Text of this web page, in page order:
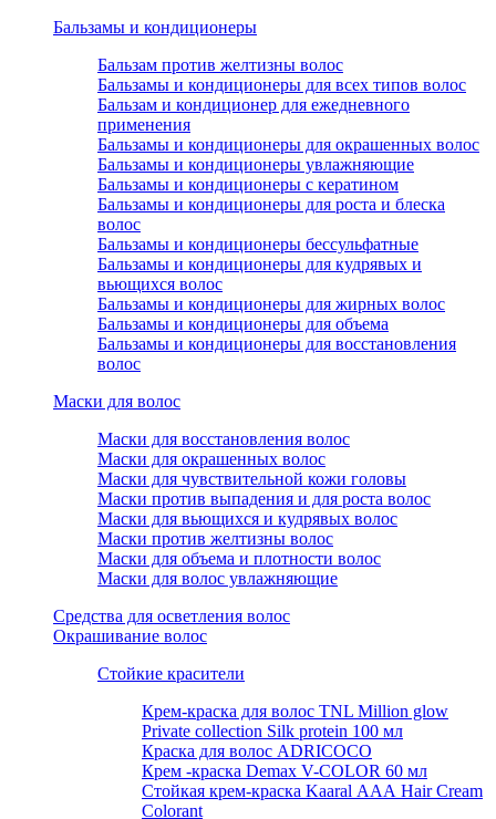
Бальзамы и кондиционеры
Бальзам против желтизны волос
Бальзамы и кондиционеры для всех типов волос
Бальзам и кондиционер для ежедневного
применения
Бальзамы и кондиционеры для окрашенных волос
Бальзамы и кондиционеры увлажняющие
Бальзамы и кондиционеры с кератином
Бальзамы и кондиционеры для роста и блеска
волос
Бальзамы и кондиционеры бессульфатные
Бальзамы и кондиционеры для кудрявых и
вьющихся волос
Бальзамы и кондиционеры для жирных волос
Бальзамы и кондиционеры для объема
Бальзамы и кондиционеры для восстановления
волос
Маски для волос
Маски для восстановления волос
Маски для окрашенных волос
Маски для чувствительной кожи головы
Маски против выпадения и для роста волос
Маски для вьющихся и кудрявых волос
Маски против желтизны волос
Маски для объема и плотности волос
Маски для волос увлажняющие
Средства для осветления волос
Окрашивание волос
Стойкие красители
Крем-краска для волос TNL Million glow
Private collection Silk protein 100 мл
Краска для волос ADRICOCO
Крем -краска Demax V-COLOR 60 мл
Стойкая крем-краска Kaaral ААА Hair Cream
Colorant